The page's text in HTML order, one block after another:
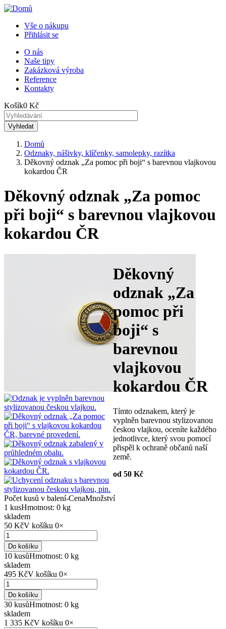
Přejít
hlavnímu
obsahu
Menu
uživatelského
účtu
Vše o nákupu
Přihlásit se
Horní
menu
O nás
Naše tipy
Zakázková výroba
Reference
Kontakty
Košík0 Kč
Drobečková
navigace
Domů
Odznaky, nášivky, klíčenky, samolepky, razítka
Děkovný odznak „Za pomoc při boji“ s barevnou vlajkovou
kokardou ČR
Děkovný odznak „Za pomoc
při boji“ s barevnou vlajkovou
kokardou ČR
Děkovný
odznak „Za
pomoc při
boji“ s
barevnou
vlajkovou
kokardou ČR
Tímto odznakem, který je
vyplněn barevnou stylizovanou
českou vlajkou, oceníte každého
jednotlivce, který svou pomocí
přispěl k ochraně občanů naší
země.
od 50 Kč
Počet kusů v balení-CenaMnožství
1 kusHmotnost: 0 kg
skladem
50 KčV košíku 0×
Do košíku
10 kusůHmotnost: 0 kg
skladem
495 KčV košíku 0×
Do košíku
30 kusůHmotnost: 0 kg
skladem
1 335 KčV košíku 0×